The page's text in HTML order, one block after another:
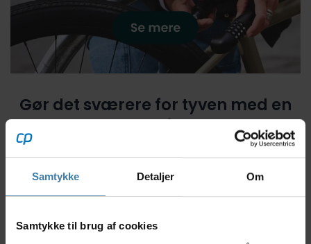
Samtykke Detaljer Om
Samtykke til brug af cookies
Gør det sværere for tyven med en
god lås!
Spar 10%